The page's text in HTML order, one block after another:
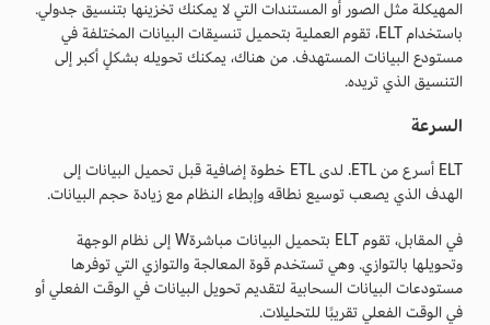
المهيكلة مثل الصور أو المستندات التي لا يمكنك تخزينها بتنسيق جدولي.
باستخدام ELT، تقوم العملية بتحميل تنسيقات البيانات المختلفة في
مستودع البيانات المستهدف. من هناك، يمكنك تحويله بشكلٍ أكبر إلى
التنسيق الذي تريده.
السرعة
ELT أسرع من ETL. لدى ETL خطوة إضافية قبل تحميل البيانات إلى
الهدف الذي يصعب توسيع نطاقه وإبطاء النظام مع زيادة حجم البيانات.
في المقابل، تقوم ELT بتحميل البيانات مباشرةW إلى نظام الوجهة
وتحويلها بالتوازي. وهي تستخدم قوة المعالجة والتوازي التي توفرها
مستودعات البيانات السحابية لتقديم تحويل البيانات في الوقت الفعلي أو
في الوقت الفعلي تقريبًا للتحليلات.